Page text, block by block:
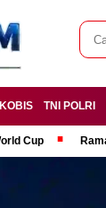
TNI POLRI
Cup